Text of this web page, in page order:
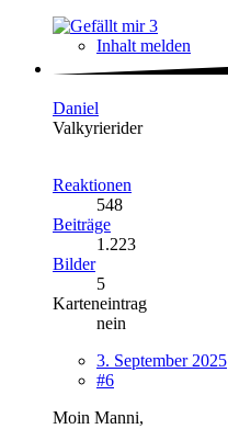
3
Inhalt melden
Daniel
Valkyrierider
Reaktionen
548
Beiträge
1.223
Bilder
5
Karteneintrag
nein
3. September 2025
#6
Moin Manni,